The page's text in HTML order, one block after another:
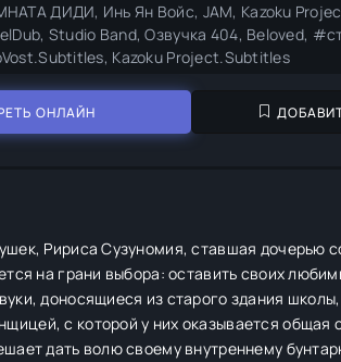
ДИДИ, Инь Ян Войс, JAM, Kazoku
Studio Band, Озвучка 404, Beloved,
Kazoku Project.Subtitles
ОНЛАЙН
Ририса Сузуномия, ставшая дочерью
на грани выбора: оставить своих
доносящиеся из старого здания
с которой у них оказывается общая
дать волю своему внутреннему